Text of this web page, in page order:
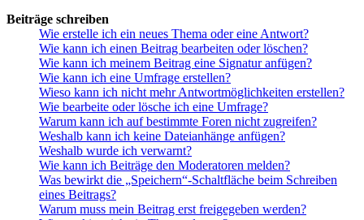
Beiträge schreiben
Wie erstelle ich ein neues Thema oder eine Antwort?
Wie kann ich einen Beitrag bearbeiten oder löschen?
Wie kann ich meinem Beitrag eine Signatur anfügen?
Wie kann ich eine Umfrage erstellen?
Wieso kann ich nicht mehr Antwortmöglichkeiten erstellen?
Wie bearbeite oder lösche ich eine Umfrage?
Warum kann ich auf bestimmte Foren nicht zugreifen?
Weshalb kann ich keine Dateianhänge anfügen?
Weshalb wurde ich verwarnt?
Wie kann ich Beiträge den Moderatoren melden?
Was bewirkt die „Speichern“-Schaltfläche beim Schreiben
eines Beitrags?
Warum muss mein Beitrag erst freigegeben werden?